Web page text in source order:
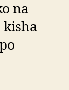
na
kisha